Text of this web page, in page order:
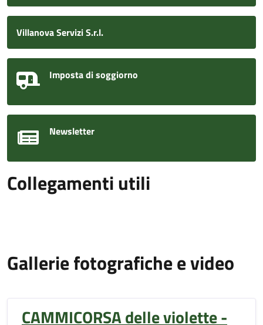
Villanova Servizi S.r.l.
Imposta di soggiorno
Newsletter
Collegamenti utili
Gallerie fotografiche e video
CAMMICORSA delle violette -